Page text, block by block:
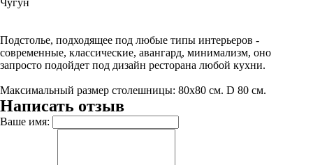
Чугун
Подстолье, подходящее под любые типы интерьеров -
современные, классические, авангард, минимализм, оно
запросто подойдет под дизайн ресторана любой кухни.
Максимальный размер столешницы: 80х80 см. D 80 см.
Написать отзыв
Ваше имя: